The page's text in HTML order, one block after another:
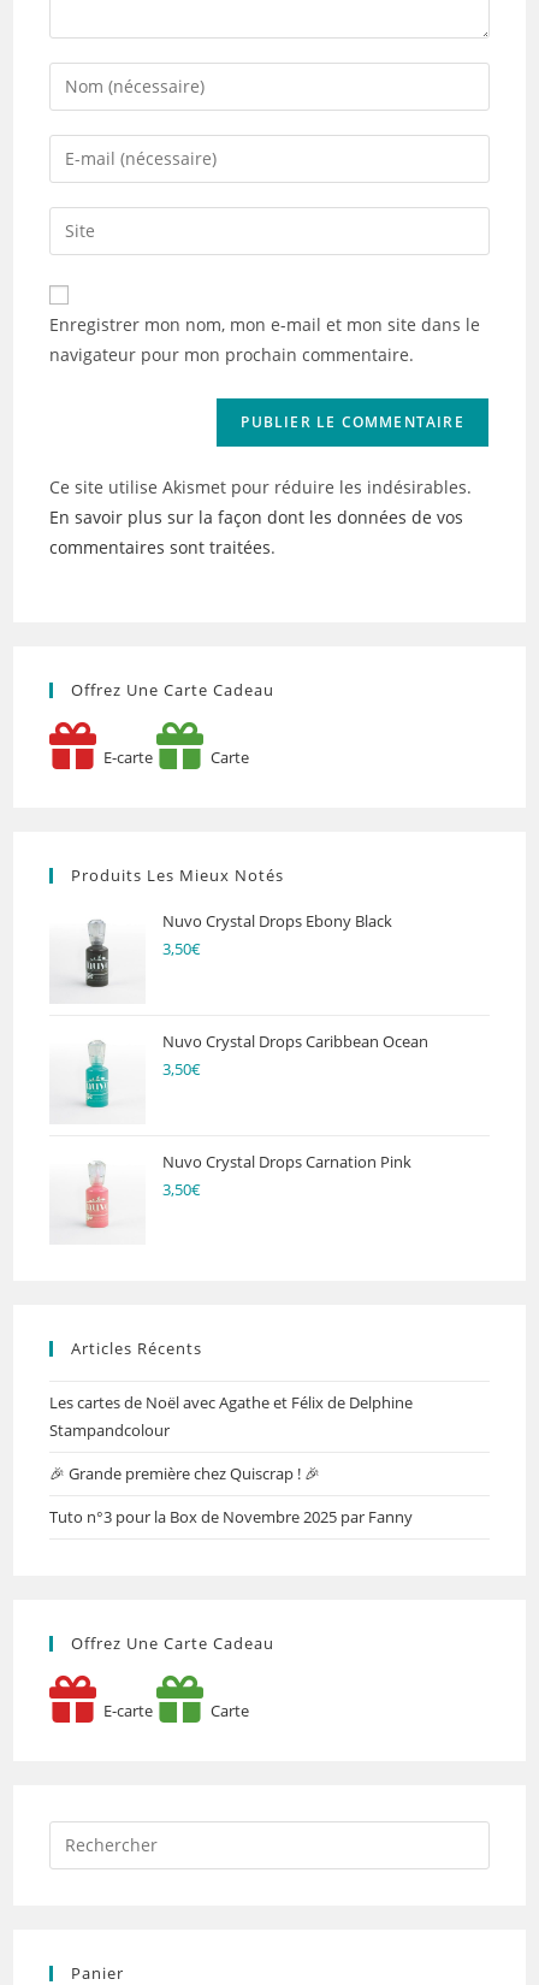
Enter
your
name
comment
Enter
your
email
address
comment
Saisir
l’URL
de
votre
(facultatif)
Enregistrer mon nom, mon e-mail et mon site dans le
navigateur pour mon prochain commentaire.
Ce site utilise Akismet pour réduire les indésirables.
En savoir plus sur la façon dont les données de vos
commentaires sont traitées.
Offrez Une Carte Cadeau
E-carte Carte
Produits Les Mieux Notés
Nuvo Crystal Drops Ebony Black
3,50€
Nuvo Crystal Drops Caribbean Ocean
3,50€
Nuvo Crystal Drops Carnation Pink
3,50€
Articles Récents
Les cartes de Noël avec Agathe et Félix de Delphine
Stampandcolour
🎉 Grande première chez Quiscrap ! 🎉
Tuto n°3 pour la Box de Novembre 2025 par Fanny
Offrez Une Carte Cadeau
E-carte Carte
Panier